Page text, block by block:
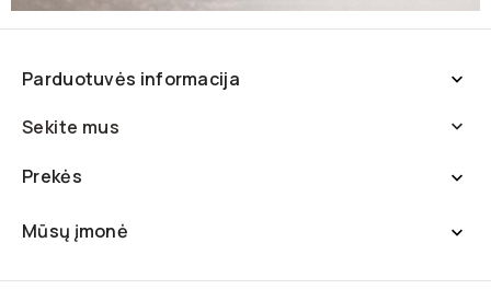
Parduotuvės informacija 
Sekite mus 
Prekės 
Mūsų įmonė 